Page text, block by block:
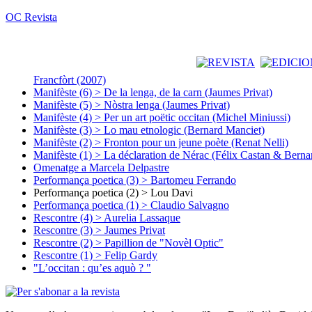
OC Revista
Francfòrt (2007)
Manifèste (6) > De la lenga, de la carn (Jaumes Privat)
Manifèste (5) > Nòstra lenga (Jaumes Privat)
Manifèste (4) > Per un art poëtic occitan (Michel Miniussi)
Manifèste (3) > Lo mau etnologic (Bernard Manciet)
Manifèste (2) > Fronton pour un jeune poète (Renat Nelli)
Manifèste (1) > La déclaration de Nérac (Félix Castan &
Omenatge a Marcela Delpastre
Performança poetica (3) > Bartomeu Ferrando
Performança poetica (2) > Lou Davi
Performança poetica (1) > Claudio Salvagno
Rescontre (4) > Aurelia Lassaque
Rescontre (3) > Jaumes Privat
Rescontre (2) > Papillion de "Novèl Optic"
Rescontre (1) > Felip Gardy
"L’occitan : qu’es aquò ? "